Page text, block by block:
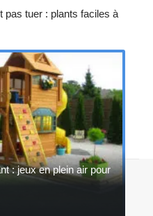
pas tuer : plants faciles à
: jeux en plein air pour
Sitemap